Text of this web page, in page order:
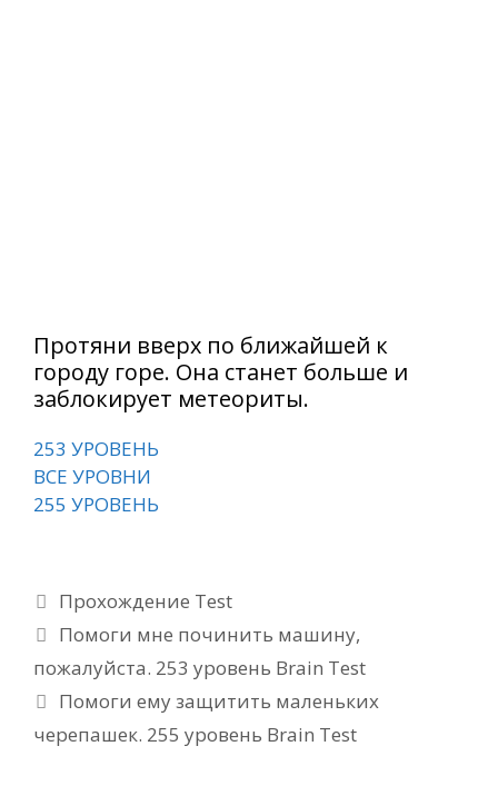
Протяни вверх по ближайшей к
городу горе. Она станет больше и
заблокирует метеориты.
253 УРОВЕНЬ
ВСЕ УРОВНИ
255 УРОВЕНЬ
Рубрики
Прохождение Test
Помоги мне починить машину,
пожалуйста. 253 уровень Brain Test
Помоги ему защитить маленьких
черепашек. 255 уровень Brain Test